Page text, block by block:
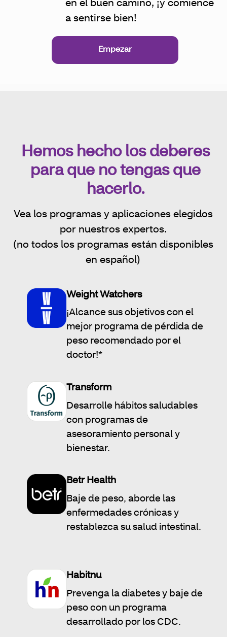
en el buen camino, ¡y comience
a sentirse bien!
Empezar
Hemos hecho los deberes
para que no tengas que
hacerlo.
Vea los programas y aplicaciones elegidos
por nuestros expertos.
(no todos los programas están disponibles
en español)
Weight Watchers
¡Alcance sus objetivos con el
mejor programa de pérdida de
peso recomendado por el
doctor!*
Transform
Desarrolle hábitos saludables
con programas de
asesoramiento personal y
bienestar.
Betr Health
Baje de peso, aborde las
enfermedades crónicas y
restablezca su salud intestinal.
Habitnu
Prevenga la diabetes y baje de
peso con un programa
desarrollado por los CDC.